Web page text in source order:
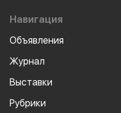
Навигация
Объявления
Журнал
Выставки
Рубрики